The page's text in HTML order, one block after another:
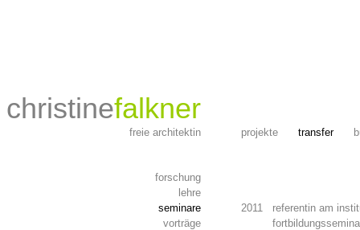
christinefalkner
freie architektin projekte transfer
forschung
lehre
seminare
vorträge
2011 referentin am